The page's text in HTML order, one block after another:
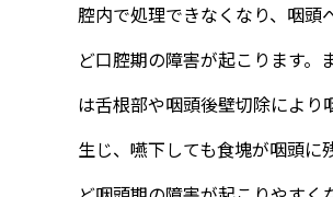
腔内で処理できなくなり、咽頭
ど口腔期の障害が起こります。
は舌根部や咽頭後壁切除により
生じ、嚥下しても食塊が咽頭に